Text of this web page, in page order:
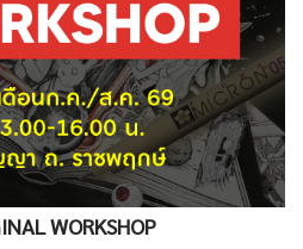
WORKSHOP